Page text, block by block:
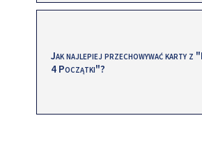
Jak najlepiej przechowywać karty z
4 Początki"?